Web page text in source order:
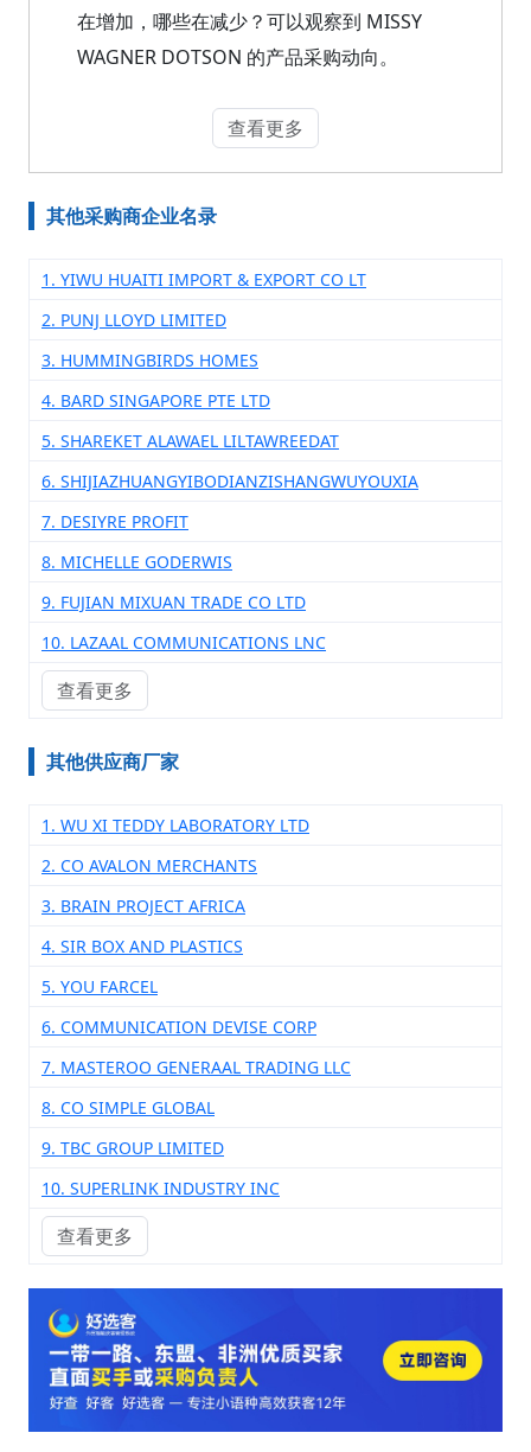
在增加，哪些在减少？可以观察到 MISSY
WAGNER DOTSON 的产品采购动向。
查看更多
其他采购商企业名录
1. YIWU HUAITI IMPORT & EXPORT CO LT
2. PUNJ LLOYD LIMITED
3. HUMMINGBIRDS HOMES
4. BARD SINGAPORE PTE LTD
5. SHAREKET ALAWAEL LILTAWREEDAT
6. SHIJIAZHUANGYIBODIANZISHANGWUYOUXIA
7. DESIYRE PROFIT
8. MICHELLE GODERWIS
9. FUJIAN MIXUAN TRADE CO LTD
10. LAZAAL COMMUNICATIONS LNC
查看更多
其他供应商厂家
1. WU XI TEDDY LABORATORY LTD
2. CO AVALON MERCHANTS
3. BRAIN PROJECT AFRICA
4. SIR BOX AND PLASTICS
5. YOU FARCEL
6. COMMUNICATION DEVISE CORP
7. MASTEROO GENERAAL TRADING LLC
8. CO SIMPLE GLOBAL
9. TBC GROUP LIMITED
10. SUPERLINK INDUSTRY INC
查看更多